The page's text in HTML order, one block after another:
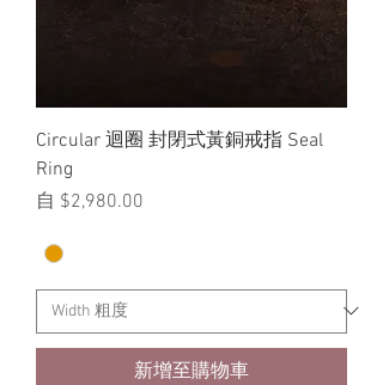
Circular 迴圈 封閉式黃銅戒指 Seal
Ring
自 $2,980.00
促銷價格
新增至購物車